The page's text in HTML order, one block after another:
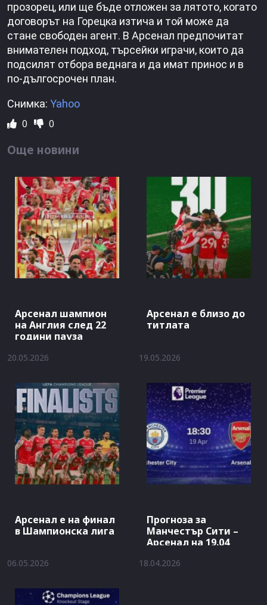
прозорец, или ще бъде отложен за лятото, когато
договорът на Горецка изтича и той може да
стане свободен агент. В Арсенал предпочитат
внимателен подход, търсейки играчи, които да
подсилят отбора веднага и да имат принос и в
по-дългосрочен план.
Снимка: Yahoo
0 0
Още новини
Арсенал шампион
на Англия след 22
години пауза
20.05.2026
Арсенал е близо до
титлата
19.05.2026
Арсенал е на финал
в Шампионска лига
06.05.2026
Прогноза за
Манчестър Сити –
Арсенал на 19.04
18.04.2026